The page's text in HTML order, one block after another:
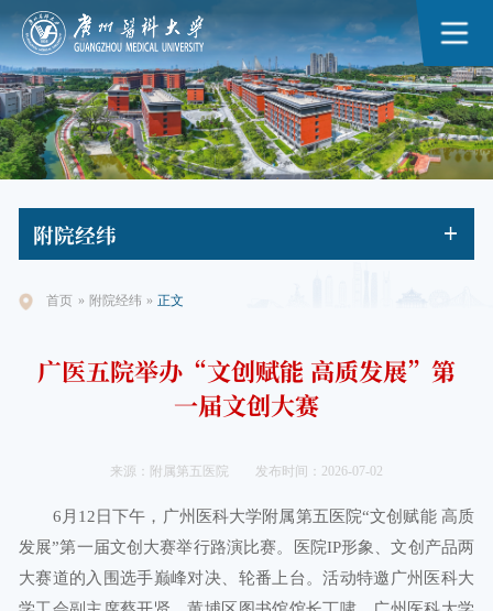
附院经纬
首页 » 附院经纬 » 正文
广医五院举办“文创赋能 高质发展”第
一届文创大赛
来源：附属第五医院 发布时间：2026-07-02
6月12日下午，广州医科大学附属第五医院“文创赋能 高质
发展”第一届文创大赛举行路演比赛。医院IP形象、文创产品两
大赛道的入围选手巅峰对决、轮番上台。活动特邀广州医科大